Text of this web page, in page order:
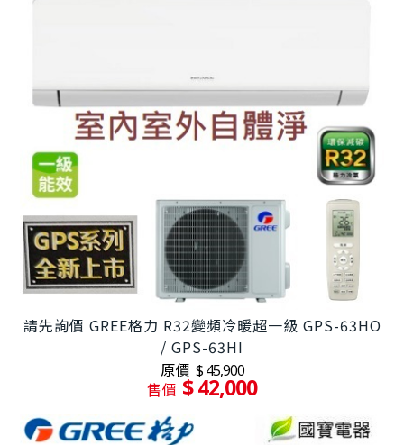
請先詢價 GREE格力 R32變頻冷暖超一級 GPS-63HO
/ GPS-63HI
原價 $ 45,900
售價 $ 42,000